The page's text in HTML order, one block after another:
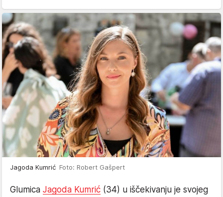
Jagoda Kumrić Foto: Robert Gašpert
Glumica Jagoda Kumrić (34) u iščekivanju je svojeg